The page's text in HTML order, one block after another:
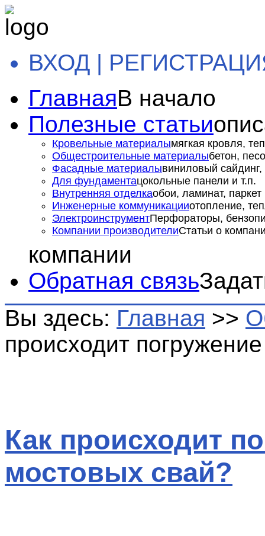
ВХОД |
ГлавнаяВ начало
Полезные статьи
Кровельные материалымягкая кровля,
Общестроительные материалыбетон,
Фасадные материалывиниловый сайдинг,
Для фундаментацокольные панели и т.п.
Внутренняя отделкаобои, ламинат, паркет
Инженерные коммуникацииотопление,
ЭлектроинструментПерфораторы,
Компании производителиСтатьи о
компании
Обратная связь
Вы здесь: Главная >>
происходит
Как происходит
мостовых свай?